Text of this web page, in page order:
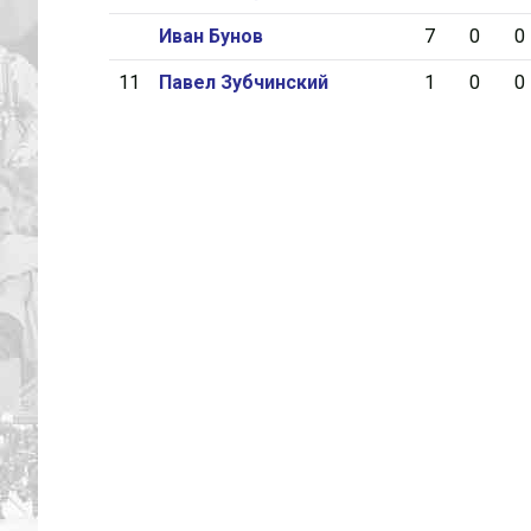
Иван Бунов 7 0 0
11 Павел Зубчинский 1 0 0